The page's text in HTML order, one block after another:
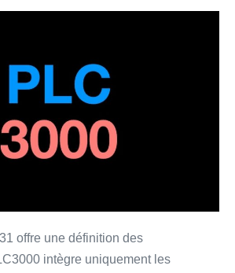
offre une définition des
intègre uniquement les